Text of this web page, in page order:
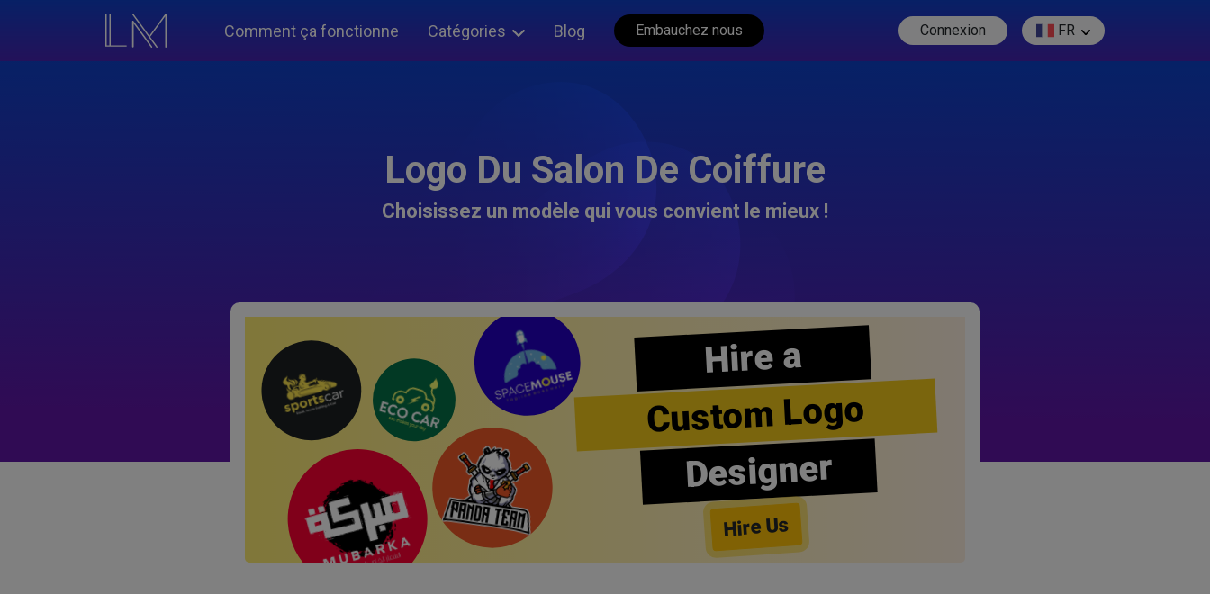
Comment ça fonctionne Catégories Blog Embauchez nous Connexion FR
Logo Du Salon De Coiffure
Choisissez un modèle qui vous convient le mieux !
Hire a
Custom Logo
Designer
Hire Us